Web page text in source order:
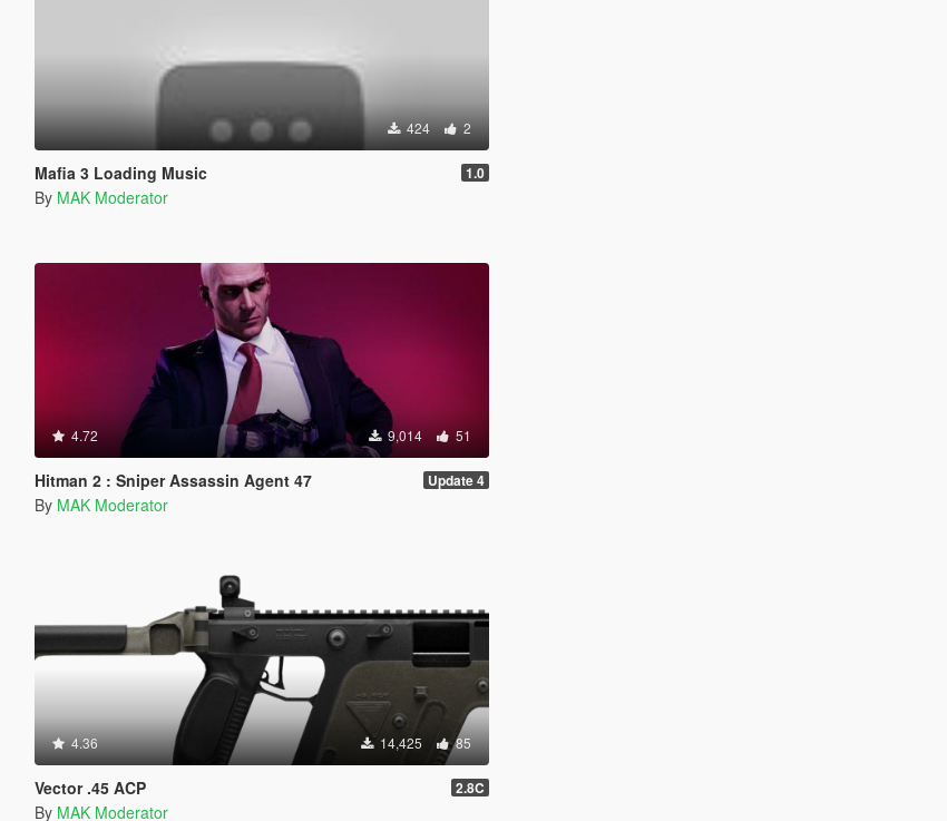
424 2
Mafia 3 Loading Music 1.0
By MAK Moderator
4.72 9,014 51
Hitman 2 : Sniper Assassin Agent 47 Update 4
By MAK Moderator
4.36 14,425 85
Vector .45 ACP 2.8C
By MAK Moderator